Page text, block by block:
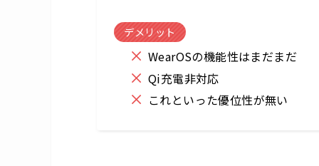
デメリット
WearOSの機能性はまだまだ
Qi充電非対応
これといった優位性が無い